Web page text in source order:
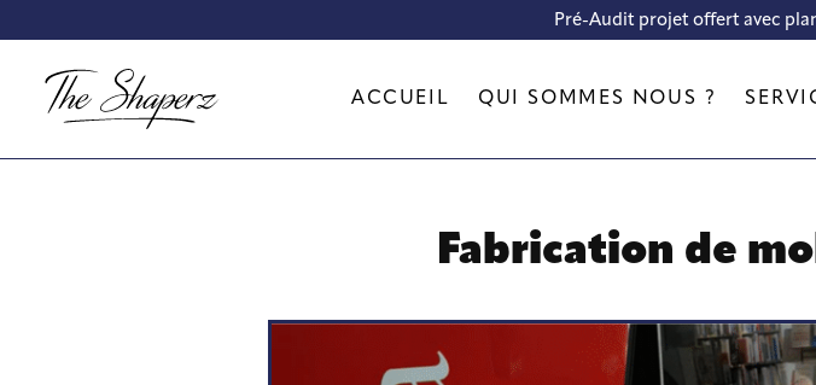
Pré-Audit projet offert avec
ACCUEIL QUI SOMMES NOUS ?
Fabrication de